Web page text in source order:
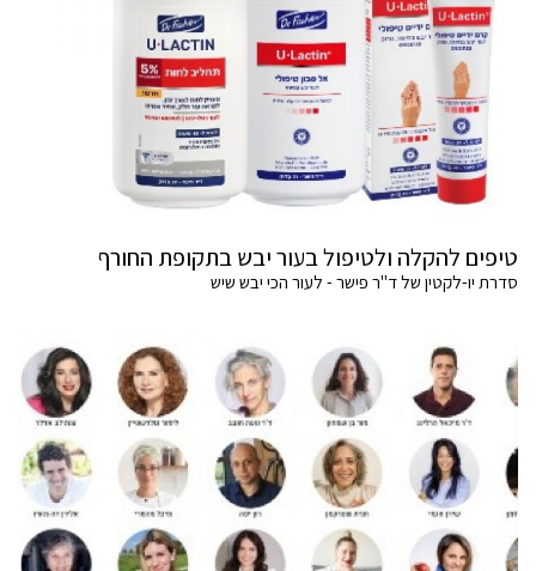
טיפים להקלה ולטיפול בעור יבש בתקופת החורף
סדרת יו-לקטין של ד"ר פישר - לעור הכי יבש שיש